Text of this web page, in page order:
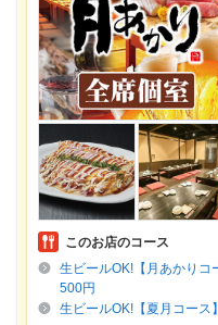
このお店のコース
生ビールOK!【月あかり
500円
生ビールOK!【夏月コース